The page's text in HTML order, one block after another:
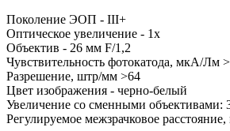
Поколение ЭОП - III+
Оптическое увеличение - 1x
Объектив - 26 мм F/1,2
Чувствительность фотокатода, мкА/Лм
Разрешение, штр/мм >64
Цвет изображения - черно-белый
Увеличение со сменными объективами:
Регулируемое межзрачковое